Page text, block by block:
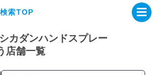
索TOP
サイト
ト
カダンハンドスプレー
店舗一覧